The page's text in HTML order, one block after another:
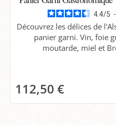
4.4/5 -
Découvrez les délices de
panier garni. Vin, foie
moutarde, miel et
112,50 €